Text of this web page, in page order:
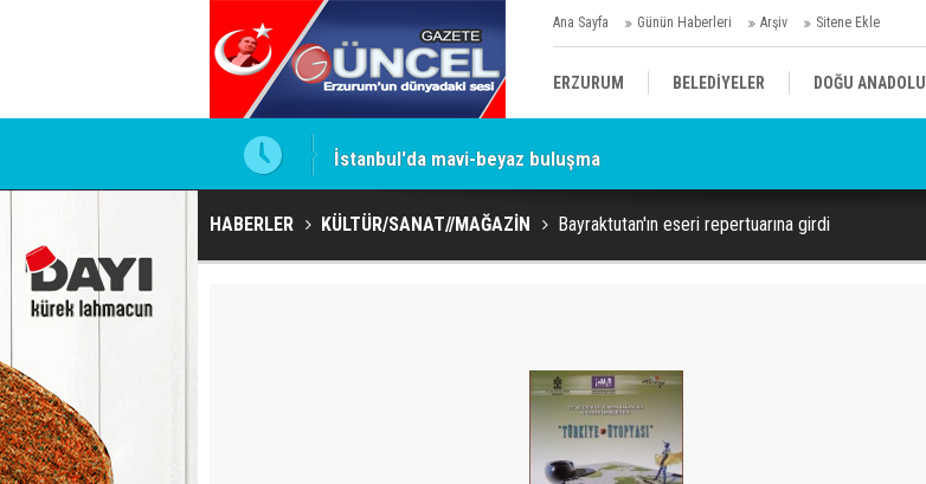
Ana Sayfa Günün Haberleri Arşiv Sitene Ekle
ERZURUM BELEDİYELER DOĞU ANADOLU
SİYASET
KÜLTÜR/SANAT//MAĞAZİN BODRUM
İstanbul'da mavi-beyaz buluşma
HABERLER KÜLTÜR/SANAT//MAĞAZİN Bayraktutan'ın eseri repertuarına girdi